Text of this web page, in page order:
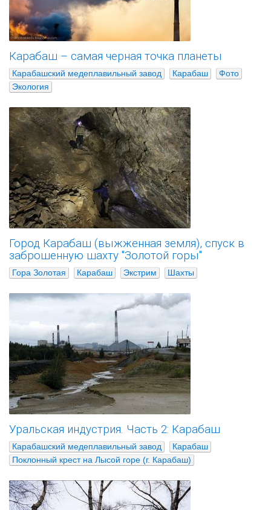
Карабаш – самая черная точка планеты
Карабашский медеплавильный завод Карабаш
Фото
Экология
Город Карабаш (выжженная земля), спуск в
заброшенную шахту "Золотой горы"
Гора Золотая Карабаш Экстрим Шахты
Уральская индустрия. Часть 2: Карабаш
Карабашский медеплавильный завод
Карабаш
Поклонный крест на Лысой горе (г. Карабаш)